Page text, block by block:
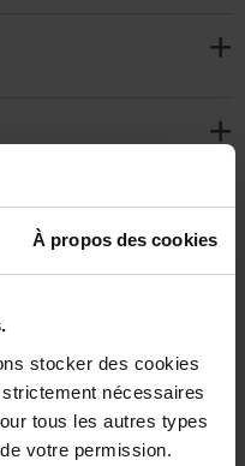
À propos des cookies
stocker des cookies
nécessaires
tous les autres types
votre permission.
aux avis des clients